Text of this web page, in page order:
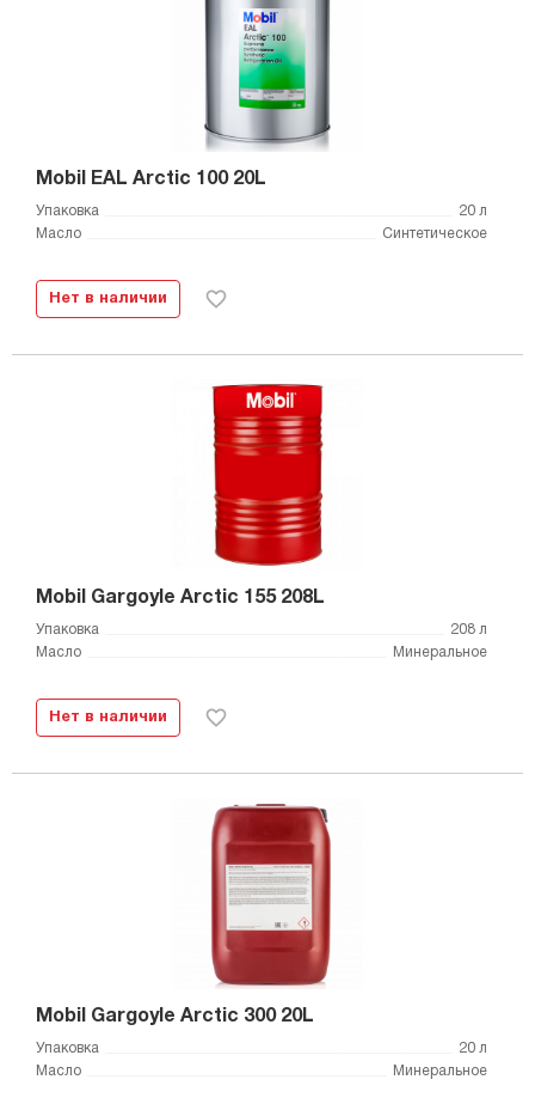
Mobil EAL Arctic 100 20L
Упаковка
20 л
Масло
Синтетическое
Нет в наличии
Mobil Gargoyle Arctic 155 208L
Упаковка
208 л
Масло
Минеральное
Нет в наличии
Mobil Gargoyle Arctic 300 20L
Упаковка
20 л
Масло
Минеральное